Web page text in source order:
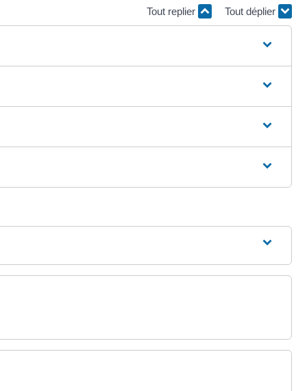
Tout replier Tout déplier